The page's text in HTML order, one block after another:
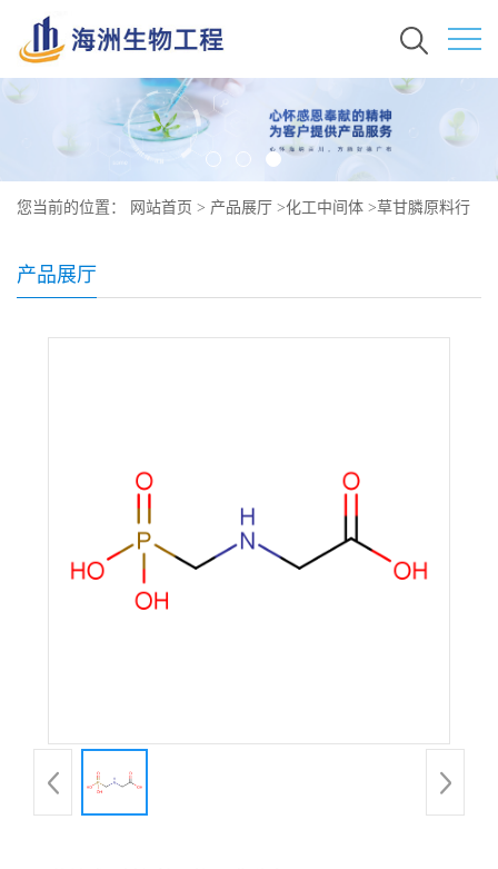
您当前的位置： 网站首页 > 产品展厅 >化工中间体 >草甘膦原料行
产品展厅